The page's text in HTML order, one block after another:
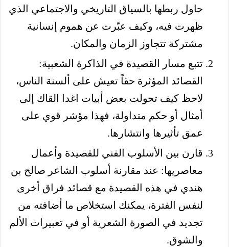
حاول ربطها بالسياق التاريخي والاجتماعي الذي
ظهرت فيه، وكيف عبّرت عن هموم إنسانية
مشتركة تتجاوز الزمان والمكان.
تتبع مسار القصيدة في الذاكرة الشعبية:
القصائد المؤثرة حقاً تعيش على ألسنة الناس،
لاحظ كيف تحولت بعض أبيات اغدا القاك إلى
أمثال أو حكم متداولة، فهذا مؤشر قوي على
عمق تأثيرها وانتشارها.
قارن بين الأسلوب الفني للقصيدة وأعمال
معاصريها: عند مقارنة أسلوب الشاعر صالح بن
هندي في هذه القصيدة مع قصائد فراق أخرى
لنفس الفترة، يمكنك استخلاص ما أضافته من
تجديد في الصورة الشعرية أو في تعبيرات الألم
والشوق.